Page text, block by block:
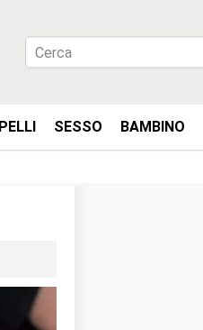
SESSO BAMBINO